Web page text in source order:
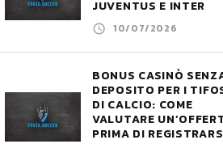
JUVENTUS E INTER
10/07/2026
BONUS CASINÒ
DEPOSITO PER I
DI CALCIO: COME
VALUTARE
PRIMA DI